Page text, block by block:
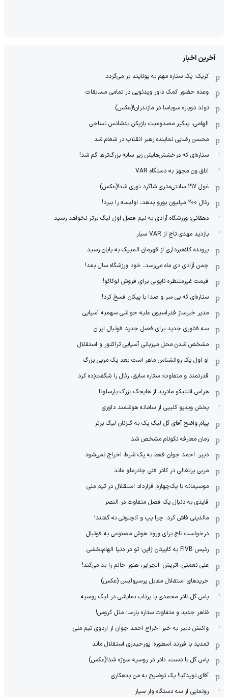
آخرین اخبار
کریک: یک ستاره مهم به یونایتد بر می‌گردد
وعده حضور کمک داور ویدئویی در تمامی مسابقات
تولد دوباره سوباسا در مازندران!(عکس)
الهامی، پیگیر مصدومیت بازیکن بدشانس نساجی
محسن رضایی نماینده رهبر انقلاب در شعام شد
ستاره‌ای که درخشش‌هایش زیر سایه بزرگ‌ترها گم شد!
اتاق ون مجهز به دستگاه VAR
غول 197 سانتی‌متری شاگرد نوری شد!(عکس)
رئال ۲۰۰ میلیون یورو بدهد، اولیسه را ببرد!
دهقانی: ورزشگاه آزادی به نیم فصل اول لیگ برتر نخواهد رسید
بازدید مهدی تاج از VAR سیار
پرونده کلاهبرداری از قهرمان المپیک به پایان رسید
چمن آزادی دی ماه می‌رسد، خود ورزشگاه سال بعد!
قیمت غیرمنتظره ناپولی برای فروش لوکاکو!
ستاره‌ای که بی سر و صدا با پیکان فسخ کرد!
مدیر خبرساز فدراسیون علیه حواشی سهمیه آسیایی
سه فناوری جدید برای فصل جدید فوتبال ایران
مشخص شدن محل میزبانی آسیایی تراکتور و استقلال
او اول یک روانشناس ماهر است بعد یک مربی بزرگ
قدرتمند و متفاوت: ستاره سابق، رئال را شگفت‌زده کرد
هراس اتلتیکو مادرید از هایجک بزرگ بارسلونا
پخش ویدیو کلیپی از سامانه هوشمند داوری
پیام واضح آقای گل لیگ یک به گلزنان لیگ برتر
زمان معارفه نکونام مشخص شد
دبیر: احمد جوان فقط به یک شرط اخراج نمی‌شود
مربی پرتغالی در کادر فنی چادرملو ماند
موسیمانه با یک‌چهارم قرارداد استقلال در تیم ملی
قایدی به دنبال یک فصل متفاوت در النصر
مالدینی فاش کرد: چرا پپ و آنچلوتی نه گفتند!
درخواست تاج برای ورود هوش مصنوعی به فوتبال
رئیس FIVB به کاپیتان ژاپن: تو در دنیا الهام‌بخشی
علی نعمتی: اتریش- الجزایر، هنوز حالم را بد می‌کند!
خریدهای استقلال مقابل پرسپولیس (عکس)
پاس گل نادر محمدی با پرتاب نمایشی در لیگ روسیه
ظاهر جدید و متفاوت ستاره بارسا: مثل کروس!
واکنش دبیر به خبر اخراج احمد جوان از اردوی تیم ملی
تمدید با فرزند اسطوره: پورحیدری استقلال ماند
پاس گل با دست، نادر در روسیه سوژه شد!(عکس)
آقای نویدکیا! یک توضیح به من بدهکاری
رونمایی از سه دستگاه وار سیار